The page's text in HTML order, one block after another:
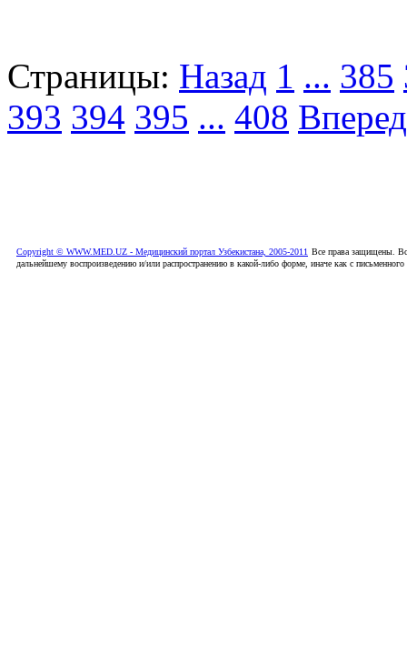
Страницы: Назад 1 ... 385
393 394 395 ... 408 Вперед
Copyright © WWW.MED.UZ - Медицинский портал Узбекистана, 2005-2011 Все права защищены.
дальнейшему воспроизведению и/или распространению в какой-либо форме, иначе как с